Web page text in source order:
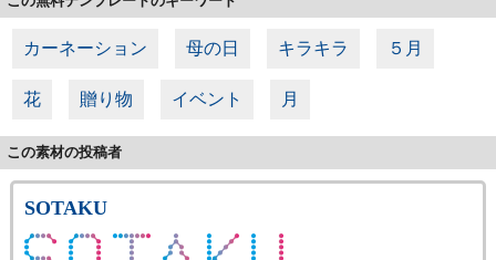
カーネーション 母の日 キラキラ ５月
花 贈り物 イベント 月
この素材の投稿者
SOTAKU